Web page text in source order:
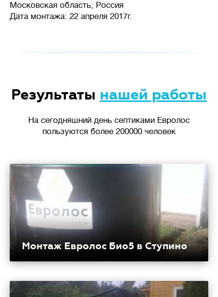
Московская область, Россия
Дата монтажа: 22 апреля 2017г.
Результаты нашей работы
На сегодняшний день септиками Евролос
пользуются более 200000 человек
Монтаж Евролос Био5 в Ступино